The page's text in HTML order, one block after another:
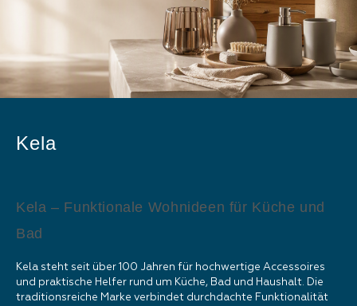
Kela
Kela – Funktionale Wohnideen für Küche und
Bad
Kela steht seit über 100 Jahren für hochwertige Accessoires
und praktische Helfer rund um Küche, Bad und Haushalt. Die
traditionsreiche Marke verbindet durchdachte Funktionalität